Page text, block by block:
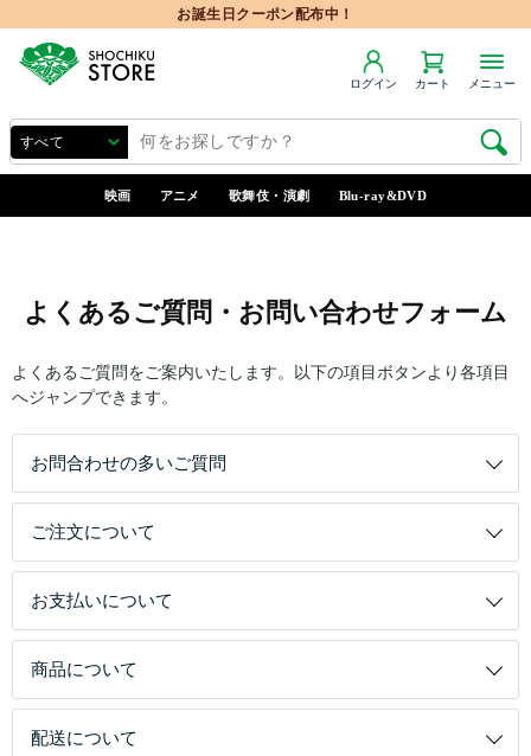
お誕生日クーポン配布中！
ログイン カート メニュー
映画 アニメ 歌舞伎・演劇 Blu-ray&DVD
よくあるご質問・お問い合わせフォーム
よくあるご質問をご案内いたします。以下の項目ボタンより各項目
へジャンプできます。
お問合わせの多いご質問
ご注文について
お支払いについて
商品について
配送について